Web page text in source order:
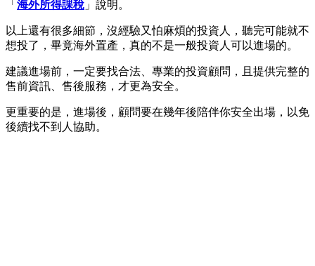
「 海外所得課稅 」說明。
以上還有很多細節，沒經驗又怕麻煩的投資人，聽完可能就不
想投了，畢竟海外置產，真的不是一般投資人可以進場的。
建議進場前，一定要找合法、專業的投資顧問，且提供完整的
售前資訊、售後服務，才更為安全。
更重要的是，進場後，顧問要在幾年後陪伴你安全出場，以免
後續找不到人協助。